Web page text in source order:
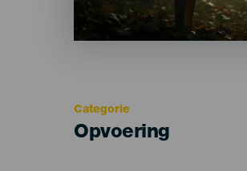
Categorie
Categoría
Opvoering